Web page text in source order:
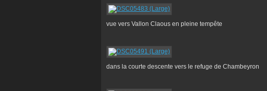
vue vers Vallon Claous en pleine tempête
dans la courte descente vers le refuge de Chambeyron